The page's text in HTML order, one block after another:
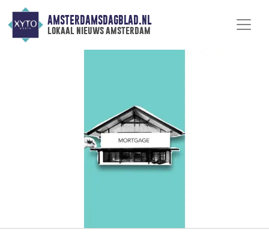
AMSTERDAMSDAGBLAD.NL
lokaal nieuws amsterdam